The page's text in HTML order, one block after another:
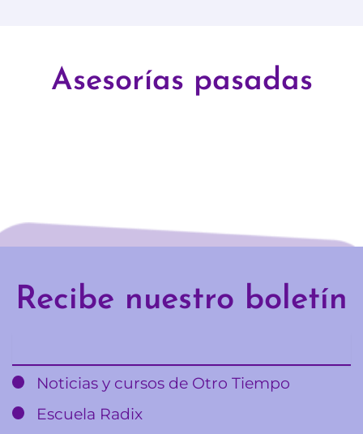
Asesorías pasadas
Recibe nuestro boletín
Noticias y cursos de Otro Tiempo
Escuela Radix